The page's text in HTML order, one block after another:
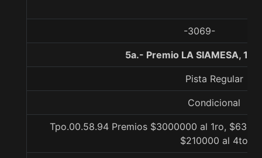
-3069-
5a.- Premio LA SIAMESA,
Pista Regular
Condicional
Tpo.00.58.94 Premios $3000000 al 1ro,
$210000 al 4to